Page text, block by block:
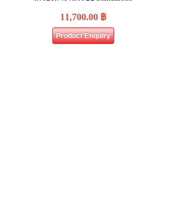
11,700.00 ฿
Product Enquiry